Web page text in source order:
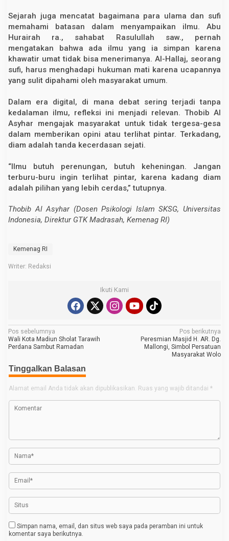
Sejarah juga mencatat bagaimana para ulama dan sufi
memahami batasan dalam menyampaikan ilmu. Abu
Hurairah ra., sahabat Rasulullah saw., pernah
mengatakan bahwa ada ilmu yang ia simpan karena
khawatir umat tidak bisa menerimanya. Al-Hallaj, seorang
sufi, harus menghadapi hukuman mati karena ucapannya
yang sulit dipahami oleh masyarakat umum.
Dalam era digital, di mana debat sering terjadi tanpa
kedalaman ilmu, refleksi ini menjadi relevan. Thobib Al
Asyhar mengajak masyarakat untuk tidak tergesa-gesa
dalam memberikan opini atau terlihat pintar. Terkadang,
diam adalah tanda kecerdasan sejati.
“Ilmu butuh perenungan, butuh keheningan. Jangan
terburu-buru ingin terlihat pintar, karena kadang diam
adalah pilihan yang lebih cerdas,” tutupnya.
Thobib Al Asyhar (Dosen Psikologi Islam SKSG, Universitas
Indonesia, Direktur GTK Madrasah, Kemenag RI)
Kemenag RI
Writer: Redaksi
Ikuti Kami
N
a
i
g
a
p
o
s
Pos sebelumnya
Wali Kota Madiun Sholat Tarawih
Perdana Sambut Ramadan
Pos berikutnya
Peresmian Masjid H. AR. Dg.
Mallongi, Simbol Persatuan
Masyarakat Wolo
Tinggalkan Balasan
Alamat email Anda tidak akan dipublikasikan. Ruas yang wajib ditandai *
Simpan nama, email, dan situs web saya pada peramban ini untuk
komentar saya berikutnya.